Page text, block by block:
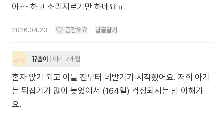
아~~하고 소리지르기만 하네요ㅠ
2026.04.23 공감해요 답글달기
뀨촐이 아기 7개월
혼자 앉기 되고 이틀 전부터 네발기기 시작했어요. 저희 아기
는 뒤집기가 많이 늦었어서 (164일) 걱정되시는 맘 이해가
요.